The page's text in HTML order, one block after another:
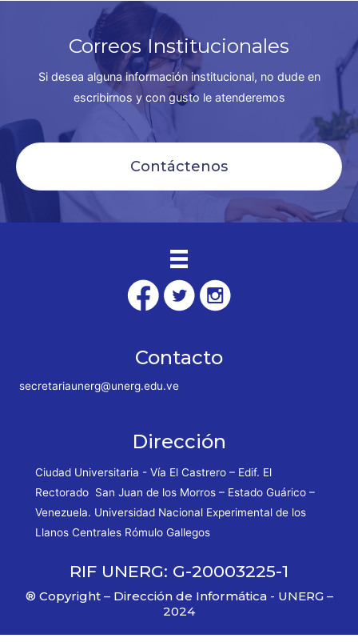
Correos Institucionales
Si desea alguna información institucional, no dude en
escribirnos y con gusto le atenderemos
Contáctenos
Contacto
secretariaunerg@unerg.edu.ve
Dirección
Ciudad Universitaria - Vía El Castrero – Edif. El
Rectorado San Juan de los Morros – Estado Guárico –
Venezuela. Universidad Nacional Experimental de los
Llanos Centrales Rómulo Gallegos
RIF UNERG: G-20003225-1
® Copyright – Dirección de Informática - UNERG –
2024